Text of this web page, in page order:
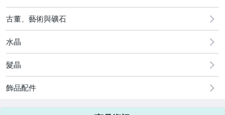
古董、藝術與礦石
水晶
髮晶
飾品配件